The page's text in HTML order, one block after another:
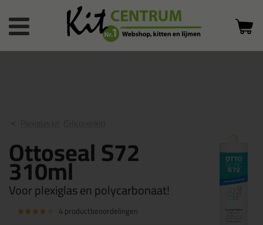
in winkelwagen
Bestelstatus
of inloggen
Ottoseal S72
310ml
Voor plexiglas en polycarbonaat!
4 productbeoordelingen